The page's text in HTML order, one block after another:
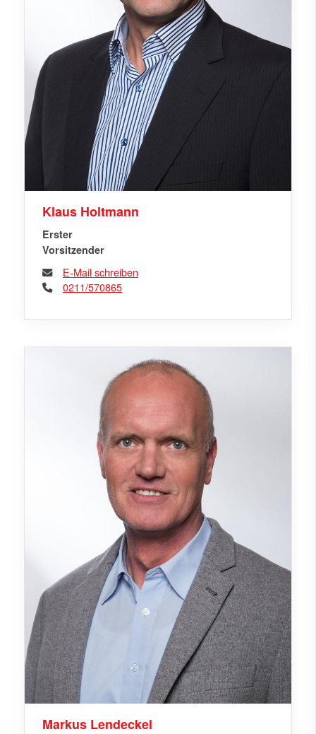
Klaus Holtmann
Erster
Vorsitzender
E-Mail schreiben
0211/570865
Markus Lendeckel